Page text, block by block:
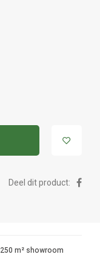
Deel dit product:
250 m² showroom